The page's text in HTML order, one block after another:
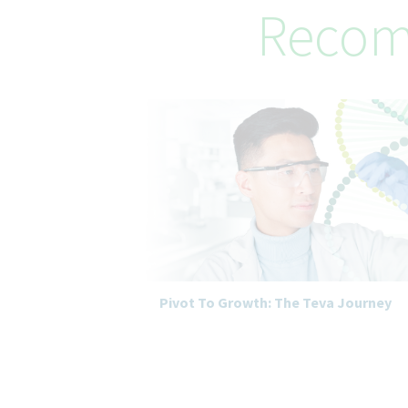
Pivot To Growth: The Teva Journey